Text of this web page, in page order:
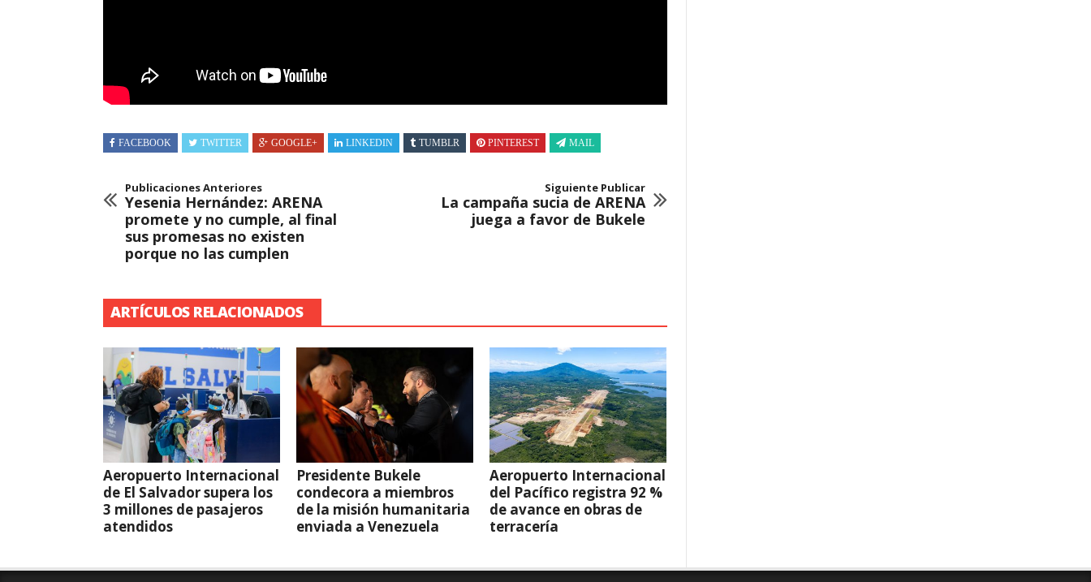
FACEBOOK TWITTER GOOGLE+ LINKEDIN TUMBLR PINTEREST MAIL
Publicaciones Anteriores
Yesenia Hernández: ARENA
promete y no cumple, al final
sus promesas no existen
porque no las cumplen
Siguiente Publicar
La campaña sucia de ARENA
juega a favor de Bukele
ARTÍCULOS RELACIONADOS
Aeropuerto Internacional
de El Salvador supera los
3 millones de pasajeros
atendidos
Presidente Bukele
condecora a miembros
de la misión humanitaria
enviada a Venezuela
Aeropuerto Internacional
del Pacífico registra 92 %
de avance en obras de
terracería